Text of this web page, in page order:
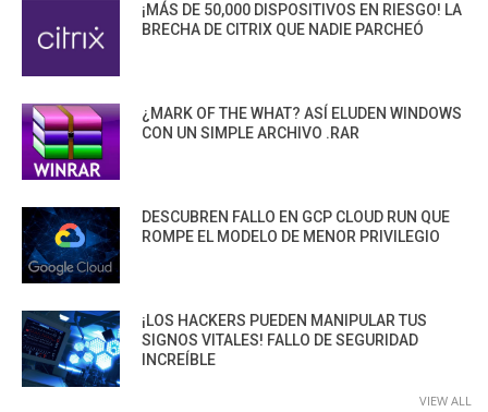
¡MÁS DE 50,000 DISPOSITIVOS EN RIESGO! LA
BRECHA DE CITRIX QUE NADIE PARCHEÓ
¿MARK OF THE WHAT? ASÍ ELUDEN WINDOWS
CON UN SIMPLE ARCHIVO .RAR
DESCUBREN FALLO EN GCP CLOUD RUN QUE
ROMPE EL MODELO DE MENOR PRIVILEGIO
¡LOS HACKERS PUEDEN MANIPULAR TUS
SIGNOS VITALES! FALLO DE SEGURIDAD
INCREÍBLE
VIEW ALL